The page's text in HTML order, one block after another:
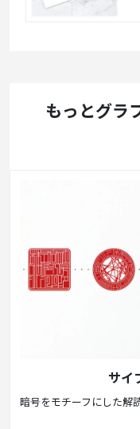
もっとグラ
サイ
暗号をモチーフにした解